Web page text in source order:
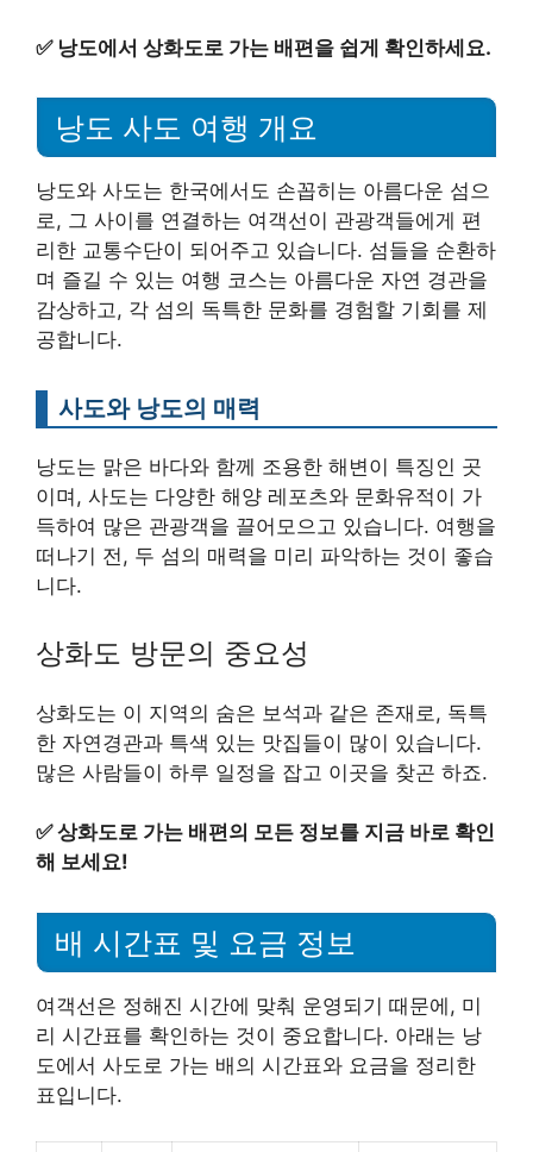
✅ 낭도에서 상화도로 가는 배편을 쉽게 확인하세요.
낭도 사도 여행 개요
낭도와 사도는 한국에서도 손꼽히는 아름다운 섬으
로, 그 사이를 연결하는 여객선이 관광객들에게 편
리한 교통수단이 되어주고 있습니다. 섬들을 순환하
며 즐길 수 있는 여행 코스는 아름다운 자연 경관을
감상하고, 각 섬의 독특한 문화를 경험할 기회를 제
공합니다.
사도와 낭도의 매력
낭도는 맑은 바다와 함께 조용한 해변이 특징인 곳
이며, 사도는 다양한 해양 레포츠와 문화유적이 가
득하여 많은 관광객을 끌어모으고 있습니다. 여행을
떠나기 전, 두 섬의 매력을 미리 파악하는 것이 좋습
니다.
상화도 방문의 중요성
상화도는 이 지역의 숨은 보석과 같은 존재로, 독특
한 자연경관과 특색 있는 맛집들이 많이 있습니다.
많은 사람들이 하루 일정을 잡고 이곳을 찾곤 하죠.
✅상화도로 가는 배편의 모든 정보를 지금 바로 확인
해 보세요!
배 시간표 및 요금 정보
여객선은 정해진 시간에 맞춰 운영되기 때문에, 미
리 시간표를 확인하는 것이 중요합니다. 아래는 낭
도에서 사도로 가는 배의 시간표와 요금을 정리한
표입니다.